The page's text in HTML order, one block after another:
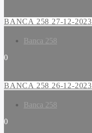
BANCA 258 27-12-2023
Banca 258
0
BANCA 258 26-12-2023
Banca 258
0